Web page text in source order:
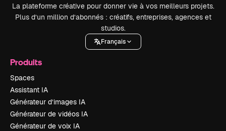
La plateforme créative pour donner vie à vos meilleurs projets.
Plus d’un million d’abonnés : créatifs, entreprises, agences et
studios.
Français
Produits
Spaces
Assistant IA
Générateur d’images IA
Générateur de vidéos IA
Générateur de voix IA